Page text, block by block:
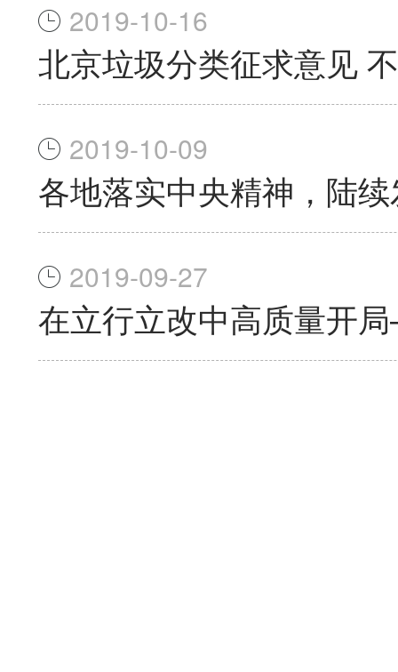
2019-10-16
北京垃圾分类征求意见
2019-10-09
各地落实中央精神，陆
2019-09-27
在立行立改中高质量开